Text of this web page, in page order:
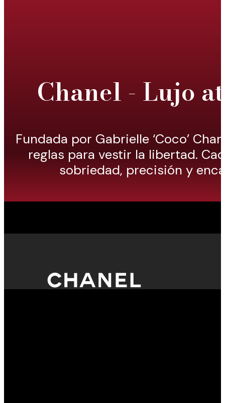
Chanel - Lujo
Fundada por Gabrielle ‘Coco’
reglas para vestir la libertad.
sobriedad, precisión y